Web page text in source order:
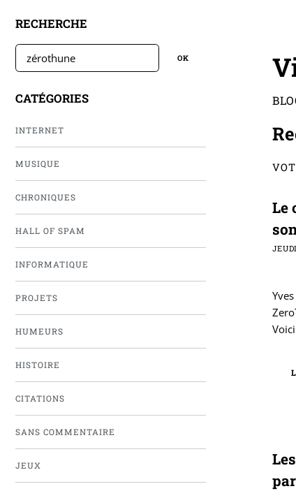
RECHERCHE
CATÉGORIES
INTERNET
MUSIQUE
CHRONIQUES
HALL OF SPAM
INFORMATIQUE
PROJETS
HUMEURS
HISTOIRE
CITATIONS
SANS COMMENTAIRE
JEUX
Le